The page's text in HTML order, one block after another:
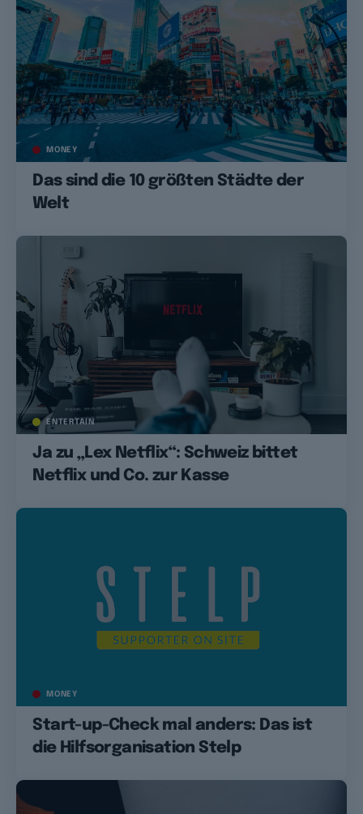
MONEY
Das sind die 10 größten Städte der
Welt
ENTERTAIN
Ja zu „Lex Netflix“: Schweiz bittet
Netflix und Co. zur Kasse
MONEY
Start-up-Check mal anders: Das ist
die Hilfsorganisation Stelp